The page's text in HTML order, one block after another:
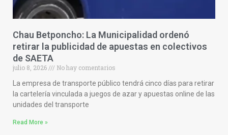
Chau Betponcho: La Municipalidad ordenó
retirar la publicidad de apuestas en colectivos
de SAETA
julio 8, 2026
No hay comentarios
La empresa de transporte público tendrá cinco días para retirar
la cartelería vinculada a juegos de azar y apuestas online de las
unidades del transporte
Read More »